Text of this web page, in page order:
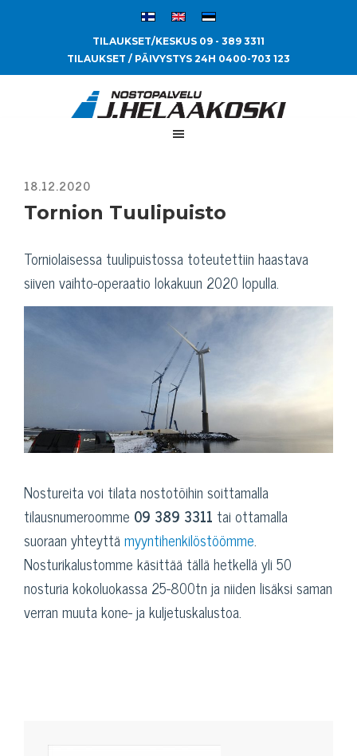
TILAUKSET/KESKUS 09 - 389 3311
TILAUKSET / PÄIVYSTYS 24H 0400-703 123
Tornion Tuulipuisto
Torniolaisessa tuulipuistossa toteutettiin haastava
siiven vaihto-operaatio lokakuun 2020 lopulla.
Nostureita voi tilata nostotöihin soittamalla
tilausnumeroomme 09 389 3311 tai ottamalla
suoraan yhteyttämyyntihenkilöstöömme.
Nosturikalustomme käsittää tällä hetkellä yli 50
nosturia kokoluokassa 25-800tn ja niiden lisäksi saman
verran muuta kone- ja kuljetuskalustoa.